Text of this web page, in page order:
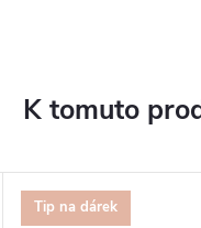
K tomuto
Tip na dárek